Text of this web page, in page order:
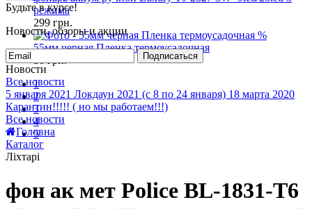
режима
299 грн.
%
55мм черная Пленка термоусадочная
50грн.
1
2
3
4
5
Будьте в курсе!
Новости, обзоры и акции
Подписаться
Новости
Все новости
5 января 2021 Локдаун 2021 (с 8 по 24 января) 18 марта 2020
Карантин!!!!! ( но мы работаем!!!)
Все новости
Головна
Каталог
Ліхтарі
фон ак мет Police BL-1831-T6